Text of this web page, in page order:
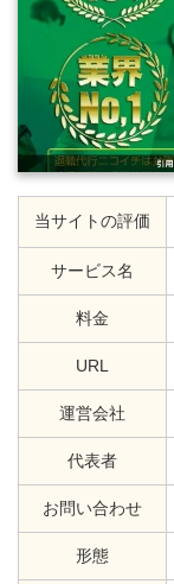
当サイトの評価
サービス名
料金
URL
運営会社
代表者
お問い合わせ
形態